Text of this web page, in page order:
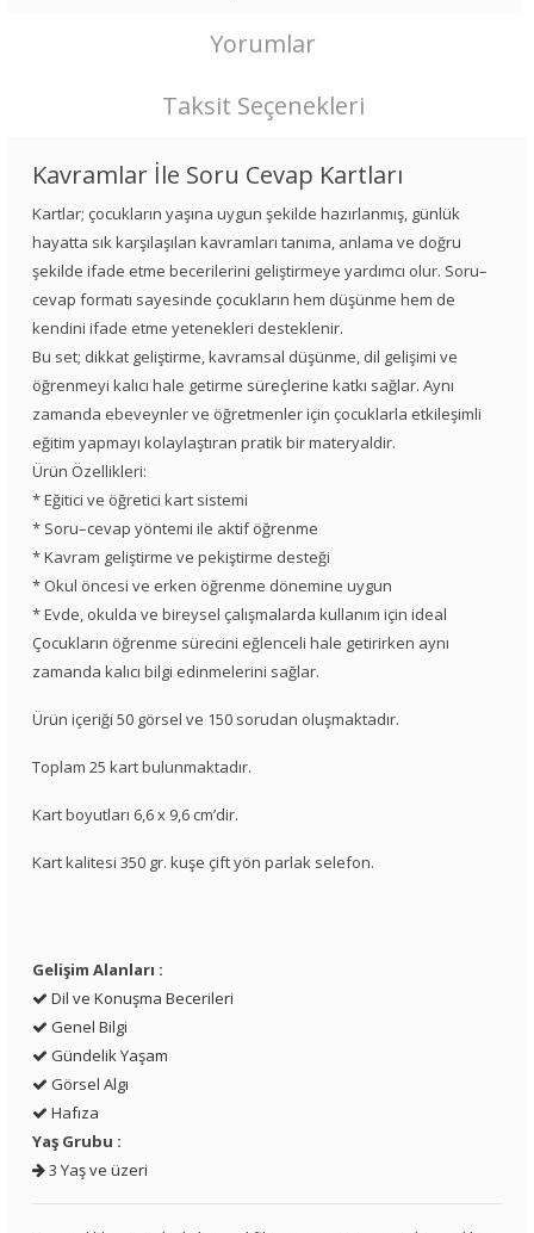
Yorumlar
Taksit Seçenekleri
Kavramlar İle Soru Cevap Kartları
Kartlar; çocukların yaşına uygun şekilde hazırlanmış, günlük
hayatta sık karşılaşılan kavramları tanıma, anlama ve doğru
şekilde ifade etme becerilerini geliştirmeye yardımcı olur. Soru–
cevap formatı sayesinde çocukların hem düşünme hem de
kendini ifade etme yetenekleri desteklenir.
Bu set; dikkat geliştirme, kavramsal düşünme, dil gelişimi ve
öğrenmeyi kalıcı hale getirme süreçlerine katkı sağlar. Aynı
zamanda ebeveynler ve öğretmenler için çocuklarla etkileşimli
eğitim yapmayı kolaylaştıran pratik bir materyaldir.
Ürün Özellikleri:
* Eğitici ve öğretici kart sistemi
* Soru–cevap yöntemi ile aktif öğrenme
* Kavram geliştirme ve pekiştirme desteği
* Okul öncesi ve erken öğrenme dönemine uygun
* Evde, okulda ve bireysel çalışmalarda kullanım için ideal
Çocukların öğrenme sürecini eğlenceli hale getirirken aynı
zamanda kalıcı bilgi edinmelerini sağlar.
Ürün içeriği 50 görsel ve 150 sorudan oluşmaktadır.
Toplam 25 kart bulunmaktadır.
Kart boyutları 6,6 x 9,6 cm’dir.
Kart kalitesi 350 gr. kuşe çift yön parlak selefon.
Gelişim Alanları :
Dil ve Konuşma Becerileri
Genel Bilgi
Gündelik Yaşam
Görsel Algı
Hafıza
Yaş Grubu :
3 Yaş ve üzeri